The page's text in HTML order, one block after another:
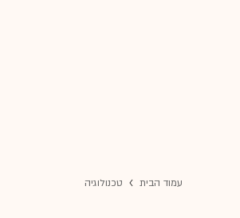
עמוד הבית טכנולוגיה